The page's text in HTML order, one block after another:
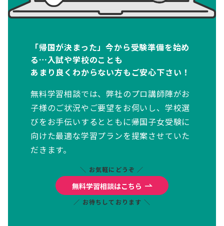
「帰国が決まった」今から受験準備を始め
る…入試や学校のことも
あまり良くわからない方もご安心下さい！
無料学習相談では、弊社のプロ講師陣がお
子様のご状況やご要望をお伺いし、学校選
びをお手伝いするとともに帰国子女受験に
向けた最適な学習プランを提案させていた
だきます。
＼ お気軽にどうぞ ／
無料学習相談はこちら
／ お待ちしております ＼